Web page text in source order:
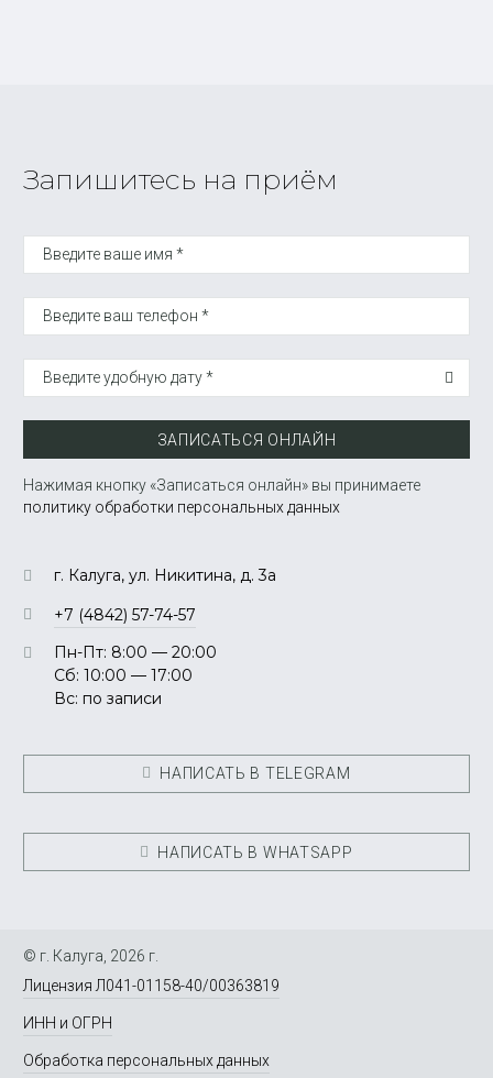
Запишитесь на приём
Введите ваше имя *
Введите ваш телефон *
Введите удобную дату *
ЗАПИСАТЬСЯ ОНЛАЙН
Нажимая кнопку «Записаться онлайн» вы принимаете
политику обработки персональных данных
г. Калуга, ул. Никитина, д. 3а
+7 (4842) 57-74-57
Пн-Пт: 8:00 — 20:00
Сб: 10:00 — 17:00
Вс: по записи
НАПИСАТЬ В TELEGRAM
НАПИСАТЬ В WHATSAPP
© г. Калуга, 2026 г.
Лицензия Л041-01158-40/00363819
ИНН и ОГРН
Обработка персональных данных